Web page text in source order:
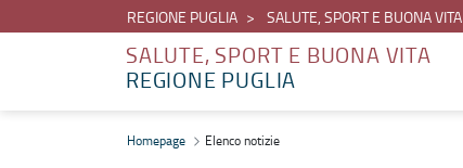
REGIONE PUGLIA SALUTE, SPORT E BUONA VITA
SALUTE, SPORT E BUONA VITA
REGIONE PUGLIA
Elenco notizie - Salute, sport e buona vita
Homepage Elenco notizie